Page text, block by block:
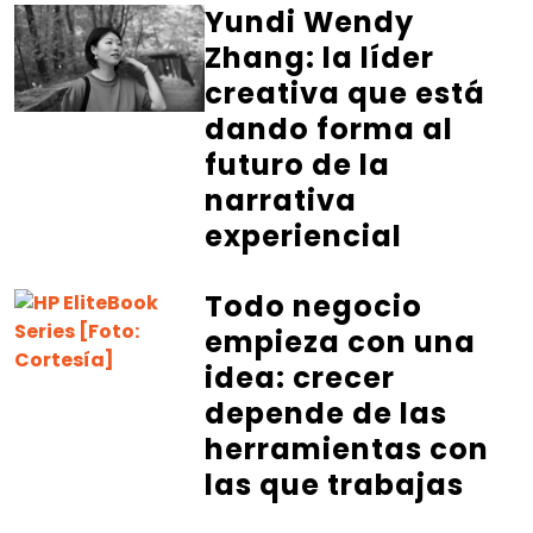
Yundi Wendy
Zhang: la líder
creativa que está
dando forma al
futuro de la
narrativa
experiencial
Todo negocio
empieza con una
idea: crecer
depende de las
herramientas con
las que trabajas